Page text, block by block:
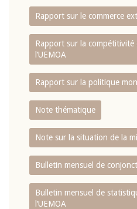
Rapport sur le commerce
Rapport sur la compétitivité
l‘UEMOA
Rapport sur la politique
Note thématique
Note sur la situation de la
Bulletin mensuel de
Bulletin mensuel de
l‘UEMOA